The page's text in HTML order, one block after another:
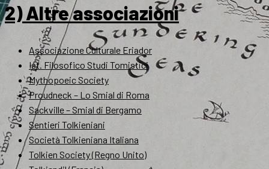
2) Altre associazioni
Associazione Culturale Eriador
Ist. Filosofico Studi Tomistici
Mythopoeic Society
Proudneck – Lo Smial di Roma
Sackville – Smial di Bergamo
Sentieri Tolkieniani
Società Tolkieniana Italiana
Tolkien Society (Regno Unito)